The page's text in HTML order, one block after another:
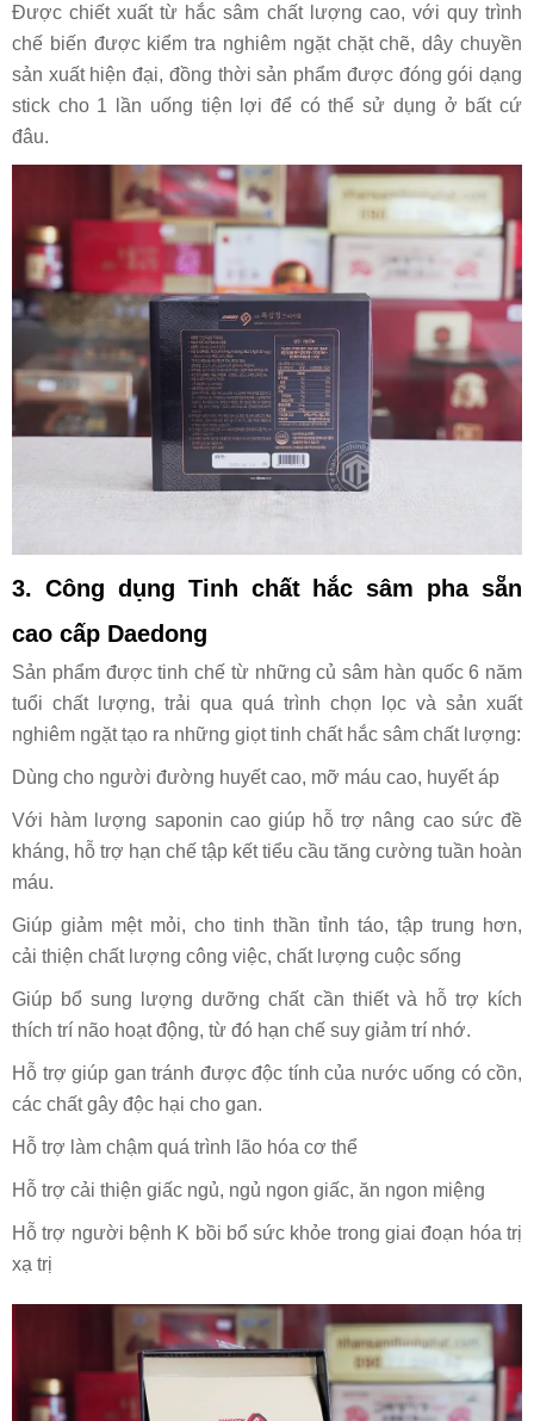
Được chiết xuất từ hắc sâm chất lượng cao, với quy trình
chế biến được kiểm tra nghiêm ngặt chặt chẽ, dây chuyền
sản xuất hiện đại, đồng thời sản phẩm được đóng gói dạng
stick cho 1 lần uống tiện lợi để có thể sử dụng ở bất cứ
đâu.
3. Công dụng Tinh chất hắc sâm pha sẵn
cao cấp Daedong
Sản phẩm được tinh chế từ những củ sâm hàn quốc 6 năm
tuổi chất lượng, trải qua quá trình chọn lọc và sản xuất
nghiêm ngặt tạo ra những giọt tinh chất hắc sâm chất lượng:
Dùng cho người đường huyết cao, mỡ máu cao, huyết áp
Với hàm lượng saponin cao giúp hỗ trợ nâng cao sức đề
kháng, hỗ trợ hạn chế tập kết tiểu cầu tăng cường tuần hoàn
máu.
Giúp giảm mệt mỏi, cho tinh thần tỉnh táo, tập trung hơn,
cải thiện chất lượng công việc, chất lượng cuộc sống
Giúp bổ sung lượng dưỡng chất cần thiết và hỗ trợ kích
thích trí não hoạt động, từ đó hạn chế suy giảm trí nhớ.
Hỗ trợ giúp gan tránh được độc tính của nước uống có cồn,
các chất gây độc hại cho gan.
Hỗ trợ làm chậm quá trình lão hóa cơ thể
Hỗ trợ cải thiện giấc ngủ, ngủ ngon giấc, ăn ngon miệng
Hỗ trợ người bệnh K bồi bổ sức khỏe trong giai đoạn hóa trị
xạ trị